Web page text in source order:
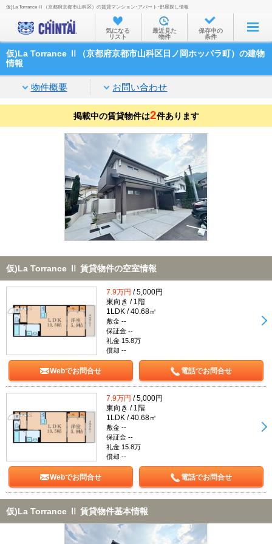
お部屋を探す
沿線・駅から
家賃相場から
通勤通学時間から
物件特集から
不動産会社から
TOP
仮)La Torrance Ⅱ（京都府京都市山科区）の賃貸マンション･アパート･部屋探し情報
気になる
リスト
最近見た
物件
保存中の
条件
仮)La Torrance Ⅱ（京都府京都市山科区日ノ岡ホッパラ町）の建物
情報
物件概要 お問い合わせ
掲載中の賃貸物件は2件あります
仮)La Torrance Ⅱ 賃貸物件の空室情報
7.9万円 / 5,000円
東向き / 1階
1LDK / 40.68㎡
敷金 --
保証金 --
礼金 15.8万
償却 --
Webでお問合せ 電話でお問合せ
7.9万円 / 5,000円
東向き / 1階
1LDK / 40.68㎡
敷金 --
保証金 --
礼金 15.8万
償却 --
Webでお問合せ 電話でお問合せ
仮)La Torrance Ⅱ 賃貸物件基本情報